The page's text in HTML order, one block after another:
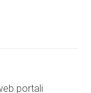
portali